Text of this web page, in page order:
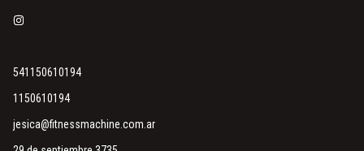
541150610194
1150610194
jesica@fitnessmachine.com.ar